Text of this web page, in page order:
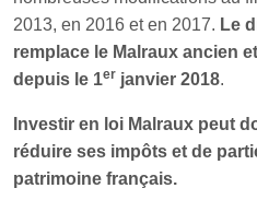
2013, en 2016 et en 2017. Le
remplace le Malraux ancien
depuis le 1er janvier 2018.
Investir en loi Malraux peut
réduire ses impôts et de
patrimoine français.